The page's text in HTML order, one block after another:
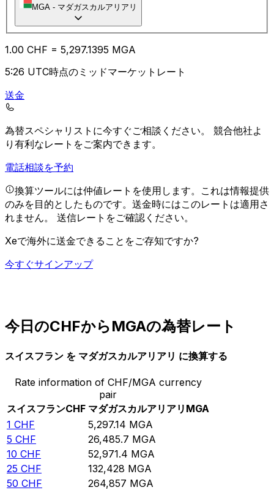
MGA - マダガスカルアリアリ
1.00 CHF = 5,297.1395 MGA
5:26 UTC時点のミッドマーケットレート
送金
為替スペシャリストに今すぐご相談ください。 競合他社よ
り有利なレートをご案内できます。
電話相談を予約
換算ツールには仲値レートを使用します。これは情報提供
のみを目的としたものです。送金時にはこのレートは適用さ
れません。 送信レートをご確認ください。
Xeで海外に送金できることをご存知ですか?
今すぐサインアップ
今日のCHFからMGAの為替レート
スイスフラン を マダガスカルアリアリ に換算する
Rate information of CHF/MGA currency
pair
スイスフランCHF マダガスカルアリアリ MGA
1 CHF 5,297.14 MGA
5 CHF 26,485.7 MGA
10 CHF 52,971.4 MGA
25 CHF 132,428 MGA
50 CHF 264,857 MGA